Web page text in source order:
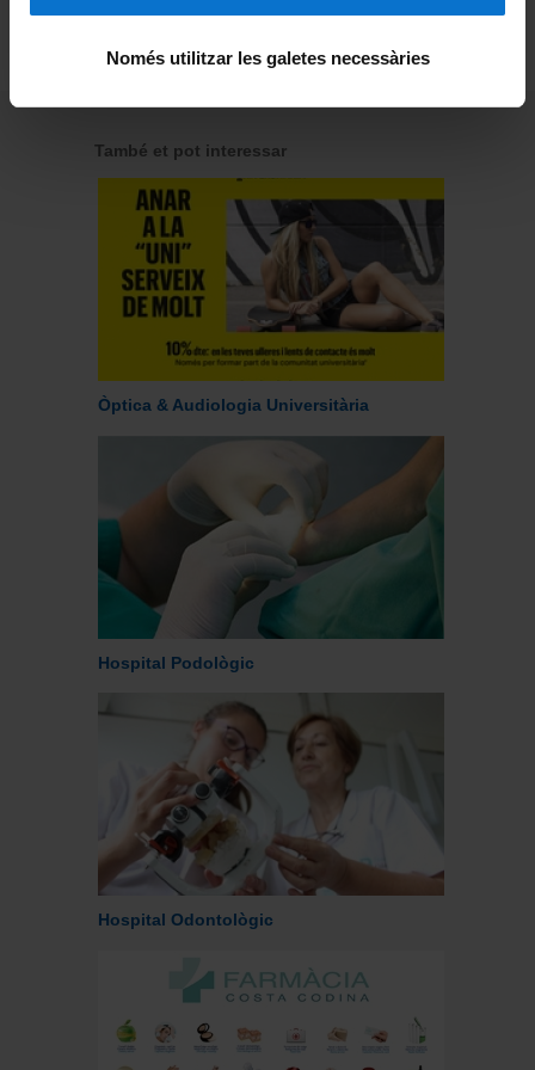
Només utilitzar les galetes necessàries
També et pot interessar
Òptica & Audiologia Universitària
Hospital Podològic
Hospital Odontològic